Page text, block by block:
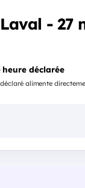
- 27
heure déclarée
alimente